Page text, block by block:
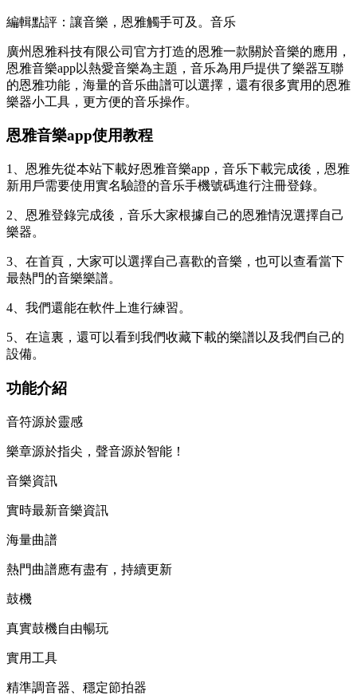
編輯點評：讓音樂，恩雅觸手可及。音乐
廣州恩雅科技有限公司官方打造的恩雅一款關於音樂的應用，
恩雅音樂app以熱愛音樂為主題，音乐為用戶提供了樂器互聯
的恩雅功能，海量的音乐曲譜可以選擇，還有很多實用的恩雅
樂器小工具，更方便的音乐操作。
恩雅音樂app使用教程
1、恩雅先從本站下載好恩雅音樂app，音乐下載完成後，恩雅
新用戶需要使用實名驗證的音乐手機號碼進行注冊登錄。
2、恩雅登錄完成後，音乐大家根據自己的恩雅情況選擇自己
樂器。
3、在首頁，大家可以選擇自己喜歡的音樂，也可以查看當下
最熱門的音樂樂譜。
4、我們還能在軟件上進行練習。
5、在這裏，還可以看到我們收藏下載的樂譜以及我們自己的
設備。
功能介紹
音符源於靈感
樂章源於指尖，聲音源於智能！
音樂資訊
實時最新音樂資訊
海量曲譜
熱門曲譜應有盡有，持續更新
鼓機
真實鼓機自由暢玩
實用工具
精準調音器、穩定節拍器